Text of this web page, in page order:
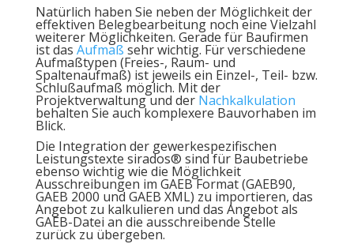
Natürlich haben Sie neben der Möglichkeit der
effektiven Belegbearbeitung noch eine Vielzahl
weiterer Möglichkeiten. Gerade für Baufirmen
ist das Aufmaß sehr wichtig. Für verschiedene
Aufmaßtypen (Freies-, Raum- und
Spaltenaufmaß) ist jeweils ein Einzel-, Teil- bzw.
Schlußaufmaß möglich. Mit der
Projektverwaltung und der Nachkalkulation
behalten Sie auch komplexere Bauvorhaben im
Blick.
Die Integration der gewerkespezifischen
Leistungstexte sirados® sind für Baubetriebe
ebenso wichtig wie die Möglichkeit
Ausschreibungen im GAEB Format (GAEB90,
GAEB 2000 und GAEB XML) zu importieren, das
Angebot zu kalkulieren und das Angebot als
GAEB-Datei an die ausschreibende Stelle
zurück zu übergeben.